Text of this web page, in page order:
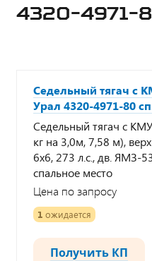
4320-4971-
Седельный тягач с
Урал 4320-4971-80
Седельный тягач с
кг на 3,0м, 7,58 м),
6х6, 273 л.с., дв. ЯМЗ-
спальное место
Цена по запросу
1 ожидается
Получить КП